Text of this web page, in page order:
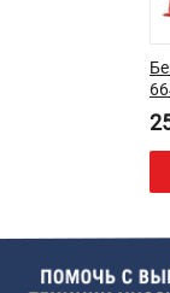
Газонокосилки